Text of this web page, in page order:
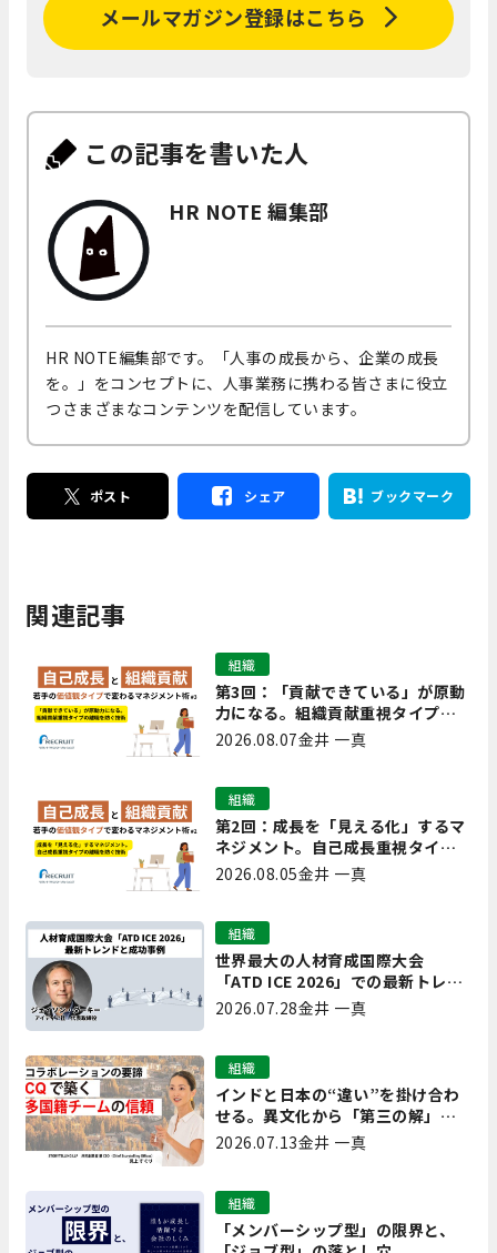
メールマガジン登録はこちら
この記事を書いた人
HR NOTE 編集部
HR NOTE編集部です。「人事の成長から、企業の成長
を。」をコンセプトに、人事業務に携わる皆さまに役立
つさまざまなコンテンツを配信しています。
ポスト シェア ブックマーク
関連記事
第3回：「貢献できている」が原動
力になる。組織貢献重視タイプの
離職を防ぐ技術
組織
2026.08.07金井 一真
第2回：成長を「見える化」するマ
ネジメント。自己成長重視タイプ
の離職を防ぐ技術
組織
2026.08.05金井 一真
世界最大の人材育成国際大会
「ATD ICE 2026」での最新トレン
ドと成功事例｜「重要で実用的
な、日本にも合う」ホットトピッ
組織
2026.07.28金井 一真
インドと日本の“違い”を掛け合わ
せる。異文化から「第三の解」を
生み出す実践【現場を変えるCQ白
組織
2026.07.13金井 一真
「メンバーシップ型」の限界と、
組織